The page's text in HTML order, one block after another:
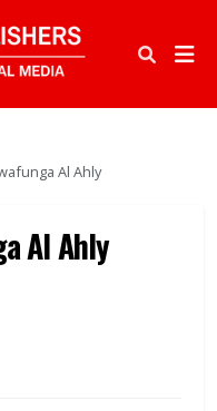
Al Ahly
Al Ahly